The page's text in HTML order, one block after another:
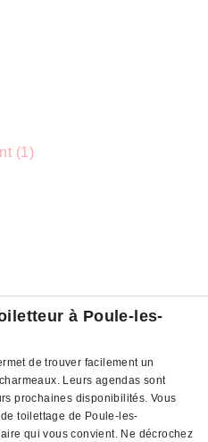
(1)
à Poule-les-
de trouver facilement un
Leurs agendas sont
prochaines disponibilités. Vous
toilettage de Poule-les-
qui vous convient. Ne décrochez